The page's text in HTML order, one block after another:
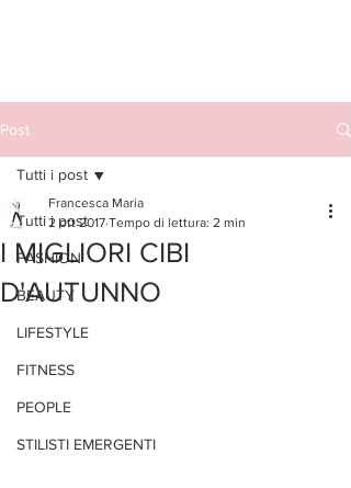
Post
Tutti i post
FASHION
BEAUTY
LIFESTYLE
FITNESS
PEOPLE
STILISTI EMERGENTI
Tutti i post
I MIGLIORI CIBI
D'AUTUNNO
Francesca Maria
2 ott 2017 Tempo di lettura: 2 min